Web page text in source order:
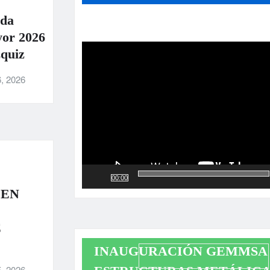
2026
2026
00:00
INAUGURACIÓN GEMMSA